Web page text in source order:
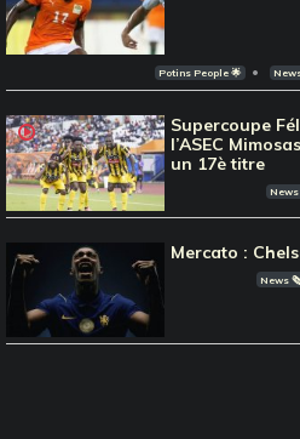
Potins People 🌟
Supercoupe
l’ASEC
un 17è titre
Mercato :
News